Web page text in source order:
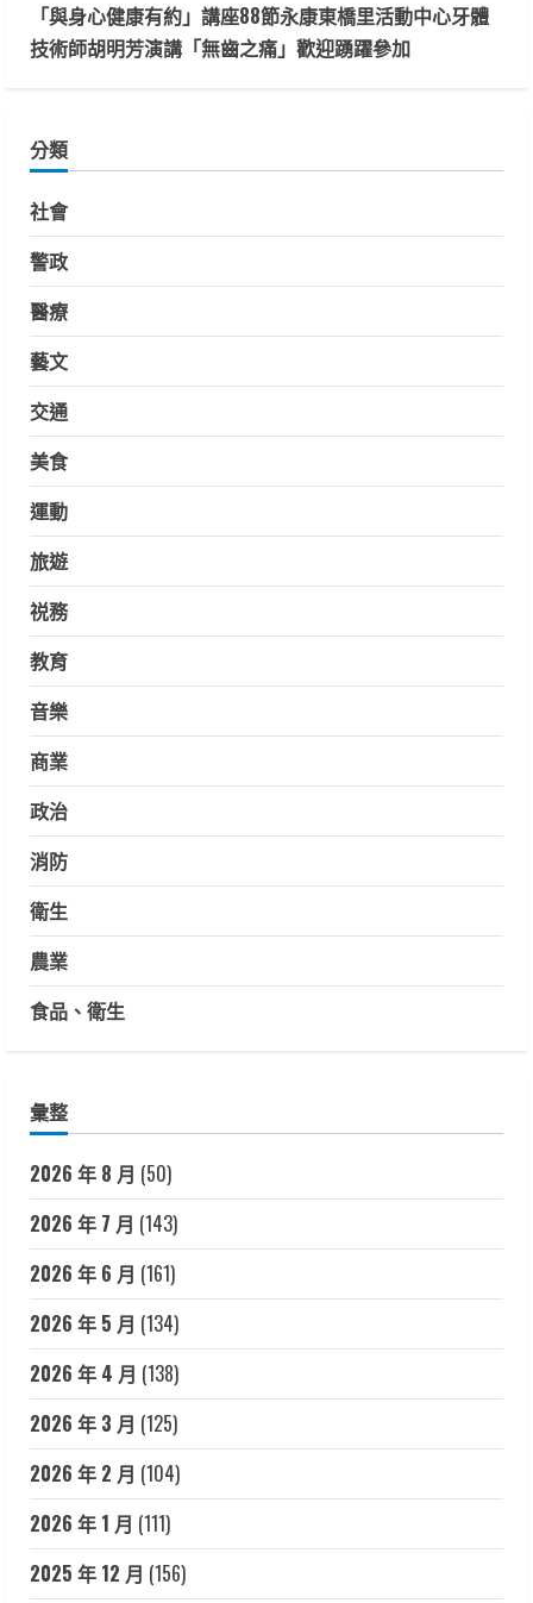
「與身心健康有約」講座88節永康東橋里活動中心牙體
技術師胡明芳演講「無齒之痛」歡迎踴躍參加
分類
社會
警政
醫療
藝文
交通
美食
運動
旅遊
祱務
教育
音樂
商業
政治
消防
衛生
農業
食品、衛生
彙整
2026 年 8 月 (50)
2026 年 7 月 (143)
2026 年 6 月 (161)
2026 年 5 月 (134)
2026 年 4 月 (138)
2026 年 3 月 (125)
2026 年 2 月 (104)
2026 年 1 月 (111)
2025 年 12 月 (156)